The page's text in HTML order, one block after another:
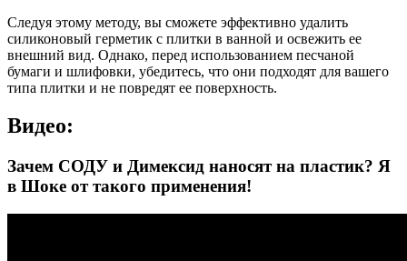
Следуя этому методу, вы сможете эффективно удалить
силиконовый герметик с плитки в ванной и освежить ее
внешний вид. Однако, перед использованием песчаной
бумаги и шлифовки, убедитесь, что они подходят для вашего
типа плитки и не повредят ее поверхность.
Видео:
Зачем СОДУ и Димексид наносят на пластик? Я
в Шоке от такого применения!